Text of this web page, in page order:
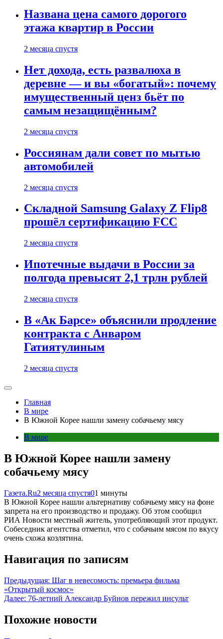
Названа цена самого дорогого
этажа квартир в России
2 месяца спустя
Нет дохода, есть развалюха в
деревне — и вы «богатый»: почему
имущественный ценз бьёт по
самым незащищённым?
2 месяца спустя
Россиянам дали совет по мытью
автомобилей
2 месяца спустя
Складной Samsung Galaxy Z Flip8
прошёл сертификацию FCC
2 месяца спустя
Ипотечные выдачи в России за
полгода превысят 2,1 трлн рублей
2 месяца спустя
В «Ак Барсе» объяснили продление
контракта с Анваром
Гатиятулиным
2 месяца спустя
Главная
В мире
В Южной Корее нашли замену собачьему мясу
В мире
В Южной Корее нашли замену
собачьему мясу
Газета.Ru2 месяца спустя01 минуты
В Южной Корее нашли альтернативу собачьему мясу на фоне
запрета на его производство и продажу. Об этом сообщил
РИА Новости местный житель, употребляющий этот продукт.
Собеседник агентства отметил, что с собачьим мясом по вкусу
очень схожа козлятина.
Навигация по записям
Предыдущая: Шаг в невесомость: премьера фильма
«Открытый космос»
Далее: 76-летний Александр Буйнов пережил инсульт
Похожие новости